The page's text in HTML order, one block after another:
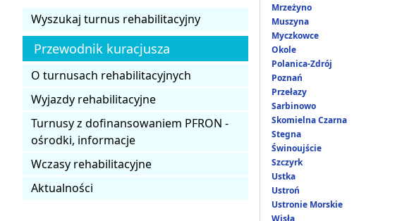
Wyszukaj turnus rehabilitacyjny
Przewodnik kuracjusza
O turnusach rehabilitacyjnych
Wyjazdy rehabilitacyjne
Turnusy z dofinansowaniem PFRON -
ośrodki, informacje
Wczasy rehabilitacyjne
Aktualności
Mrzeżyno
Muszyna
Myczkowce
Okole
Polanica-Zdrój
Poznań
Przełazy
Sarbinowo
Skomielna Czarna
Stegna
Świnoujście
Szczyrk
Ustka
Ustroń
Ustronie Morskie
Wisła